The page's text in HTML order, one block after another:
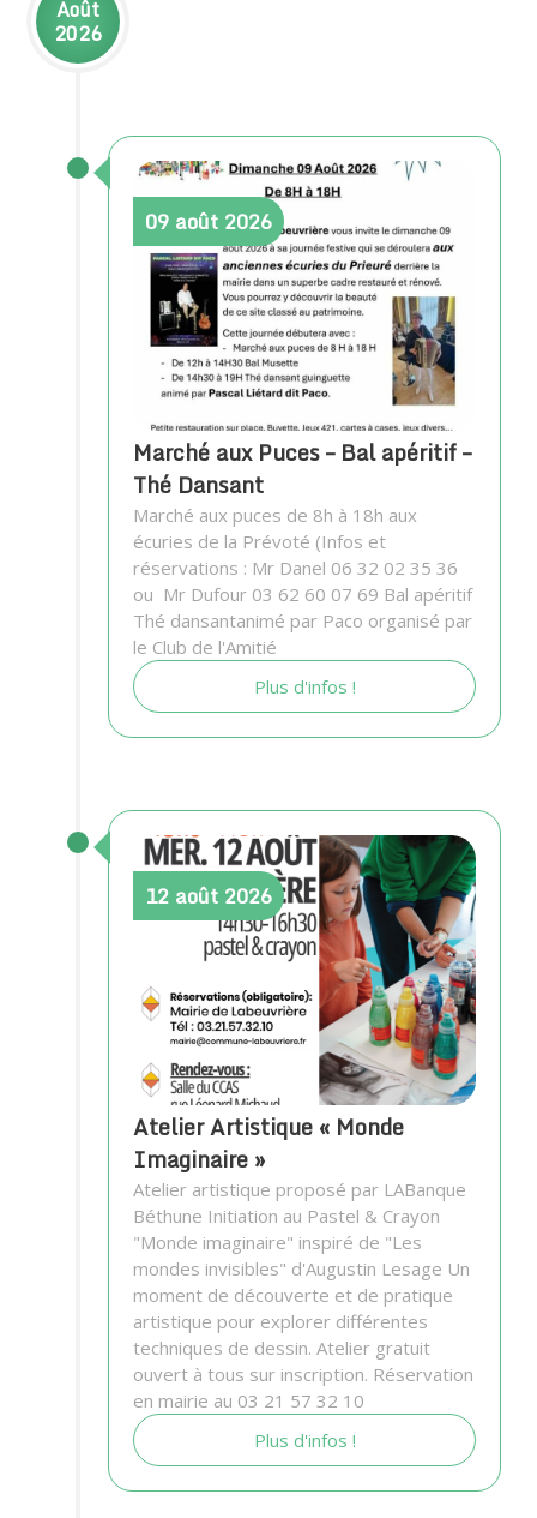
Août
2026
09 août 2026
Marché aux Puces – Bal apéritif –
Thé Dansant
Marché aux puces de 8h à 18h aux
écuries de la Prévoté (Infos et
réservations : Mr Danel 06 32 02 35 36
ou Mr Dufour 03 62 60 07 69 Bal apéritif
Thé dansantanimé par Paco organisé par
le Club de l'Amitié
Plus d'infos !
12 août 2026
Atelier Artistique « Monde
Imaginaire »
Atelier artistique proposé par LABanque
Béthune Initiation au Pastel & Crayon
"Monde imaginaire" inspiré de "Les
mondes invisibles" d'Augustin Lesage Un
moment de découverte et de pratique
artistique pour explorer différentes
techniques de dessin. Atelier gratuit
ouvert à tous sur inscription. Réservation
en mairie au 03 21 57 32 10
Plus d'infos !